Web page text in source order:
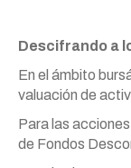
Descifrando a
En el ámbito
valuación de
Para las
de Fondos